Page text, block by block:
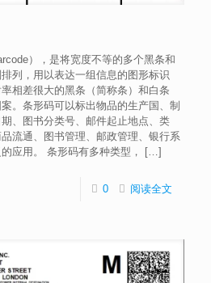
），是将宽度不等的多个黑条和
列，用以表达一组信息的图形标识
相差很大的黑条（简称条）和白条
案。条形码可以标出物品的生产国、制
、图书分类号、邮件起止地点、类
流通、图书管理、邮政管理、银行系
应用。 条形码有多种类型，
[…]
0 阅读全文